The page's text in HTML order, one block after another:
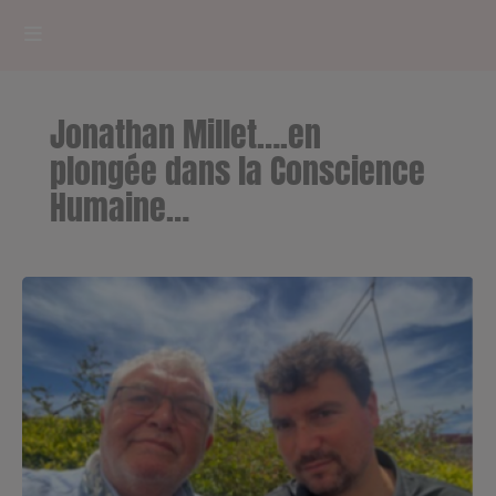
RADIOPLAYER
CK RADIO Line-up
PODCASTS
Cultur'Ciné - Jean Meurice
CONCOURS
Contact
Jonathan Millet….en
plongée dans la Conscience
Humaine…